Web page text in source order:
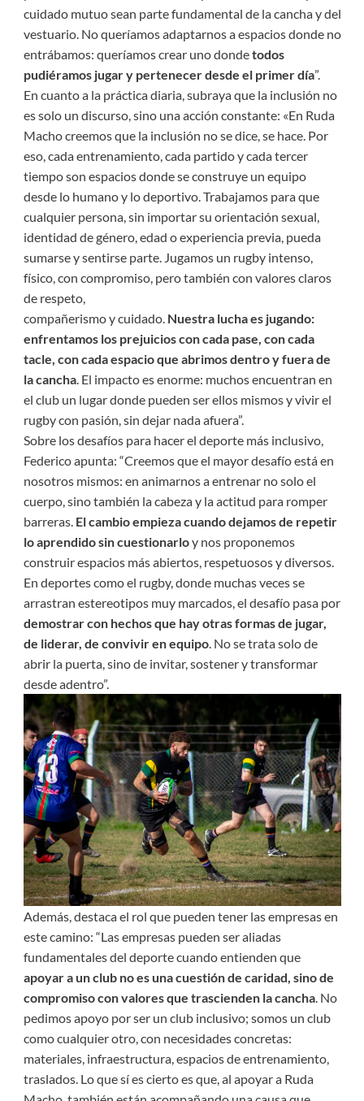
cuidado mutuo sean parte fundamental de la cancha y del
vestuario. No queríamos adaptarnos a espacios donde no
entrábamos: queríamos crear uno dondetodos
pudiéramos jugar y pertenecer desde el primer día”.
En cuanto a la práctica diaria, subraya que la inclusión no
es solo un discurso, sino una acción constante: «En Ruda
Macho creemos que la inclusión no se dice, se hace. Por
eso, cada entrenamiento, cada partido y cada tercer
tiempo son espacios donde se construye un equipo
desde lo humano y lo deportivo. Trabajamos para que
cualquier persona, sin importar su orientación sexual,
identidad de género, edad o experiencia previa, pueda
sumarse y sentirse parte. Jugamos un rugby intenso,
físico, con compromiso, pero también con valores claros
de respeto,
compañerismo y cuidado. Nuestra lucha es jugando:
enfrentamos los prejuicios con cada pase, con cada
tacle, con cada espacio que abrimos dentro y fuera de
la cancha. El impacto es enorme: muchos encuentran en
el club un lugar donde pueden ser ellos mismos y vivir el
rugby con pasión, sin dejar nada afuera”.
Sobre los desafíos para hacer el deporte más inclusivo,
Federico apunta: “Creemos que el mayor desafío está en
nosotros mismos: en animarnos a entrenar no solo el
cuerpo, sino también la cabeza y la actitud para romper
barreras.El cambio empieza cuando dejamos de repetir
lo aprendido sin cuestionarloy nos proponemos
construir espacios más abiertos, respetuosos y diversos.
En deportes como el rugby, donde muchas veces se
arrastran estereotipos muy marcados, el desafío pasa por
demostrar con hechos que hay otras formas de jugar,
de liderar, de convivir en equipo. No se trata solo de
abrir la puerta, sino de invitar, sostener y transformar
desde adentro”.
Además, destaca el rol que pueden tener las empresas en
este camino: “Las empresas pueden ser aliadas
fundamentales del deporte cuando entienden que
apoyar a un club no es una cuestión de caridad, sino de
compromiso con valores que trascienden la cancha. No
pedimos apoyo por ser un club inclusivo; somos un club
como cualquier otro, con necesidades concretas:
materiales, infraestructura, espacios de entrenamiento,
traslados. Lo que sí es cierto es que, al apoyar a Ruda